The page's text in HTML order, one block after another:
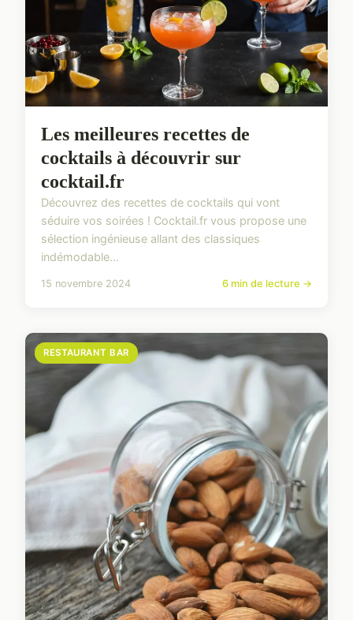
Les meilleures recettes de
cocktails à découvrir sur
cocktail.fr
Découvrez des recettes de cocktails qui vont
séduire vos soirées ! Cocktail.fr vous propose une
sélection ingénieuse allant des classiques
indémodable...
15 novembre 2024 6 min de lecture →
RESTAURANT BAR